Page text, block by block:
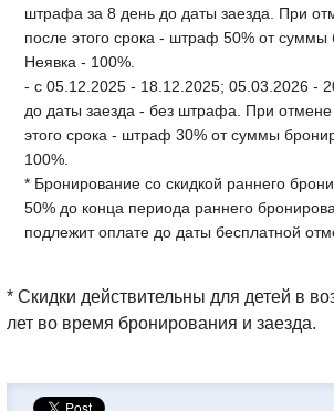
штрафа за 8 день до даты заезда. При
после этого срока - штраф 50% от суммы
Неявка - 100%.
- с 05.12.2025 - 18.12.2025; 05.03.2026 -
до даты заезда - без штрафа. При
этого срока - штраф 30% от суммы
100%.
* Бронирование со скидкой раннего
50% до конца периода раннего
подлежит оплате до даты бесплатной
* Скидки действительны для детей в
лет во время бронирования и заезда.